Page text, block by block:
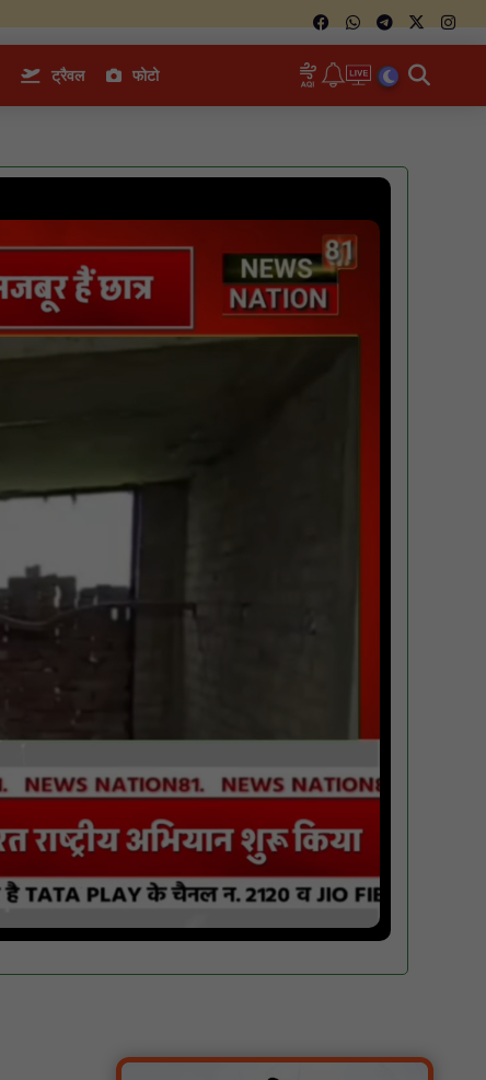
ट्रैवल फोटो
नियद नेल्लानार ग्रामों में बढ़ी सुरक्षा और सुविधा :
सरस्वती साइकिल योजना के तहत 18 छात्राओं को
साइकिल वितरण, 'एक पेड़ माँ के नाम' अभियान में
हुआ वृक्षारोपण : NN81
रेजिडेंट डॉक्टरों का शांतिपूर्ण आंदोलन जारी, सभी
NN81
हड़ताल पर रहे सभी वाहन चालक : NN81